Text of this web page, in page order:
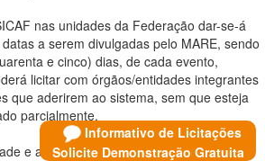
nas unidades da Federação dar-se-á
a serem divulgadas pelo MARE, sendo
e cinco) dias, de cada evento,
licitar com órgãos/entidades integrantes
que aderirem ao sistema, sem que esteja
parcialmente.
e a não declaração de fato
Informativo de Licitações
Solicite Demonstração Gratuita